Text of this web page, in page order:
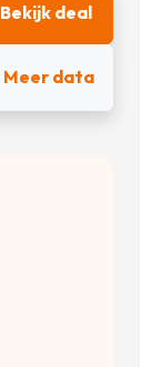
Bekijk deal
Meer data